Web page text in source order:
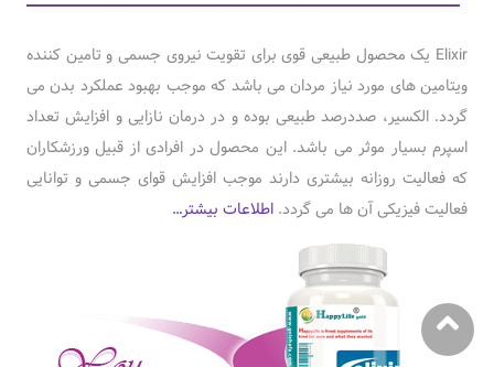
Elixir یک محصول طبیعی قوی برای تقویت نیروی جسمی و تامین کننده
ویتامین های مورد نیاز مردان می باشد که موجب بهبود عملکرد بدن می
گردد. الکسیر، صددرصد طبیعی بوده و در درمان نازایی و افزایش تعداد
اسپرم بسیار موثر می باشد. این محصول در افرادی از قبیل ورزشکاران
که فعالیت روزانه بیشتری دارند موجب افزایش قوای جسمی و توانایی
فعالیت فیزیکی آن ها می گردد. اطلاعات بیشتر…